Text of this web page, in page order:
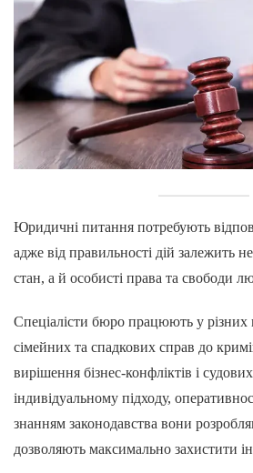
Юридичні питання потребують
адже від правильності дій залежить
стан, а й особисті права та свободи
Спеціалісти бюро працюють у різних
сімейних та спадкових справ до
вирішення бізнес-конфліктів і
індивідуальному підходу,
знанням законодавства вони
дозволяють максимально захистити